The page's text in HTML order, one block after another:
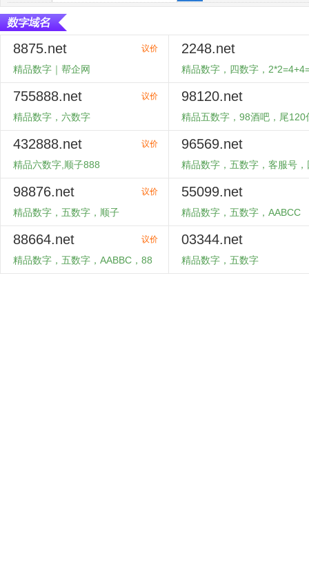
议价
8875.net
精品数字｜帮企网
购买
2248.net
精品数字，四数字，
购买
议价
755888.net
精品数字，六数字
购买
98120.net
精品五数字，98酒吧，尾120
记
购买
议价
432888.net
精品六数字,顺子888
购买
96569.net
精品数字，五数字，客服号
购买
议价
98876.net
精品数字，五数字，顺子
购买
55099.net
精品数字，五数字，AABCC
购买
议价
88664.net
精品数字，五数字，AABBC，88
开，86中国
03344.net
精品数字，五数字